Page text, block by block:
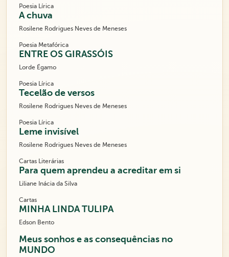
Poesia Lírica
A chuva
Rosilene Rodrigues Neves de Meneses
Poesia Metafórica
ENTRE OS GIRASSÓIS
Lorde Égamo
Poesia Lírica
Tecelão de versos
Rosilene Rodrigues Neves de Meneses
Poesia Lírica
Leme invisível
Rosilene Rodrigues Neves de Meneses
Cartas Literárias
Para quem aprendeu a acreditar em si
Liliane Inácia da Silva
Cartas
MINHA LINDA TULIPA
Edson Bento
Meus sonhos e as consequências no
MUNDO